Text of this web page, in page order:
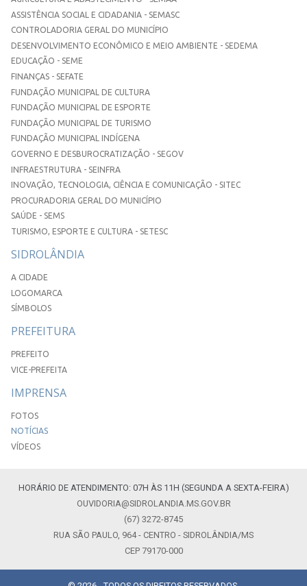
ASSISTÊNCIA SOCIAL E CIDADANIA - SEMASC
CONTROLADORIA GERAL DO MUNICÍPIO
DESENVOLVIMENTO ECONÔMICO E MEIO AMBIENTE - SEDEMA
EDUCAÇÃO - SEME
FINANÇAS - SEFATE
FUNDAÇÃO MUNICIPAL DE CULTURA
FUNDAÇÃO MUNICIPAL DE ESPORTE
FUNDAÇÃO MUNICIPAL DE TURISMO
FUNDAÇÃO MUNICIPAL INDÍGENA
GOVERNO E DESBUROCRATIZAÇÃO - SEGOV
INFRAESTRUTURA - SEINFRA
INOVAÇÃO, TECNOLOGIA, CIÊNCIA E COMUNICAÇÃO - SITEC
PROCURADORIA GERAL DO MUNICÍPIO
SAÚDE - SEMS
TURISMO, ESPORTE E CULTURA - SETESC
SIDROLÂNDIA
A CIDADE
LOGOMARCA
SÍMBOLOS
PREFEITURA
PREFEITO
VICE-PREFEITA
IMPRENSA
FOTOS
NOTÍCIAS
VÍDEOS
HORÁRIO DE ATENDIMENTO: 07H ÀS 11H (SEGUNDA A SEXTA-FEIRA)
OUVIDORIA@SIDROLANDIA.MS.GOV.BR
(67) 3272-8745
RUA SÃO PAULO, 964 - CENTRO - SIDROLÂNDIA/MS
CEP 79170-000